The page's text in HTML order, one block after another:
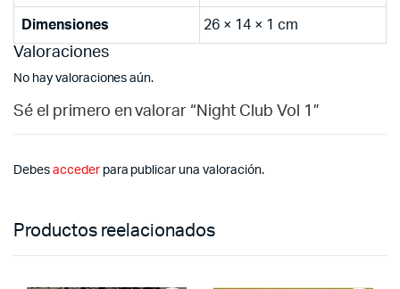
Dimensiones 26 × 14 × 1 cm
Valoraciones
No hay valoraciones aún.
Sé el primero en valorar “Night Club Vol 1”
Debes accederpara publicar una valoración.
Productos reelacionados